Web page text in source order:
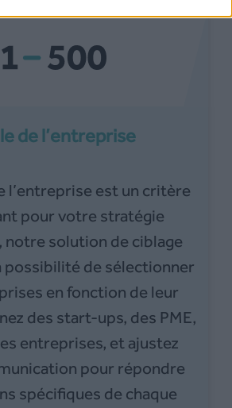
de l’entreprise
l’entreprise est un critère
pour votre stratégie
notre solution de ciblage
possibilité de sélectionner
en fonction de leur
des start-ups, des PME,
entreprises, et ajustez
pour répondre
spécifiques de chaque